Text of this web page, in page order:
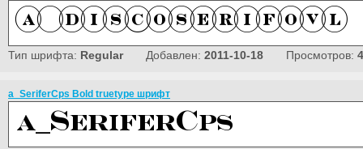
Тип шрифта: RegularДобавлен: 2011-10-18 Просмотров:
a_SeriferCps Bold truetype шрифт